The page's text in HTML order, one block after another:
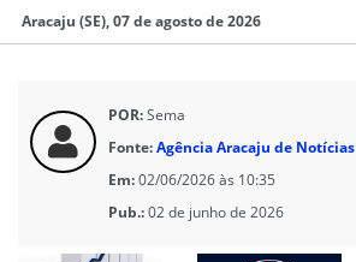
Aracaju (SE), 07 de agosto de 2026
POR:Sema
Fonte:Agência Aracaju de Notícias
Em:02/06/2026 às 10:35
Pub.:02 de junho de 2026